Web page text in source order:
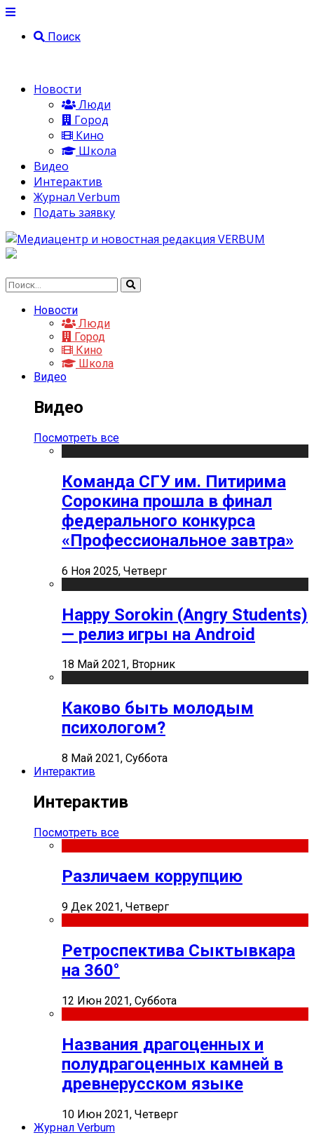
Поиск
Новости
Люди
Город
Кино
Школа
Видео
Интерактив
Журнал Verbum
Подать заявку
Новости
Люди
Город
Кино
Школа
Видео
Видео
Посмотреть все
Команда СГУ им. Питирима
Сорокина прошла в финал
федерального конкурса
«Профессиональное завтра»
6 Ноя 2025, Четверг
Happy Sorokin (Angry Students)
— релиз игры на Android
18 Май 2021, Вторник
Каково быть молодым
психологом?
8 Май 2021, Суббота
Интерактив
Интерактив
Посмотреть все
Различаем коррупцию
9 Дек 2021, Четверг
Ретроспектива Сыктывкара
на 360°
12 Июн 2021, Суббота
Названия драгоценных и
полудрагоценных камней в
древнерусском языке
10 Июн 2021, Четверг
Журнал Verbum